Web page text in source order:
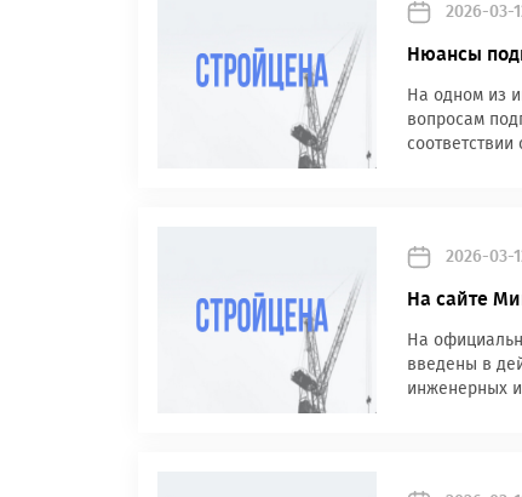
2026-03-
Нюансы
На одном из
вопросам
соответствии
2026-03-
На сайте
На
введены в
инженерных